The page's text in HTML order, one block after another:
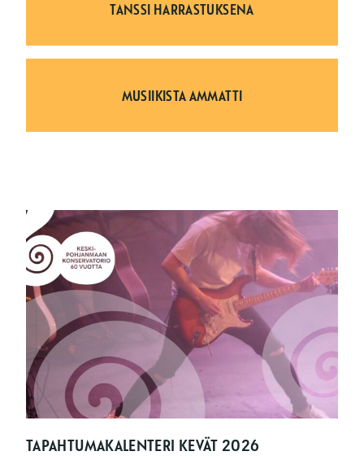
TANSSI HARRASTUKSENA
MUSIIKISTA AMMATTI
TAPAHTUMAKALENTERI KEVÄT 2026